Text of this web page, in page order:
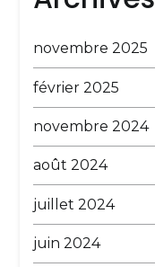
novembre 2025
février 2025
novembre 2024
août 2024
juillet 2024
juin 2024